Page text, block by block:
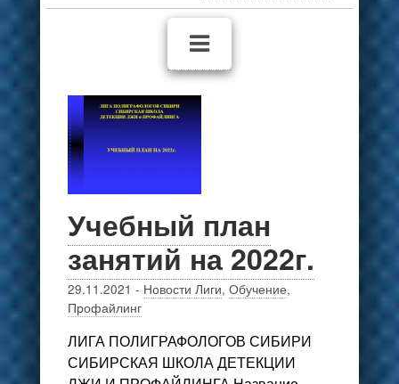
Учебный план
занятий на 2022г.
29.11.2021 - Новости Лиги, Обучение,
Профайлинг
ЛИГА ПОЛИГРАФОЛОГОВ СИБИРИ
СИБИРСКАЯ ШКОЛА ДЕТЕКЦИИ